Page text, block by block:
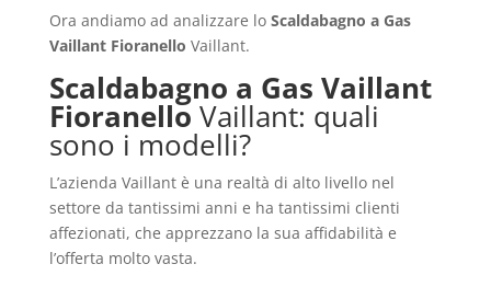
Ora andiamo ad analizzare lo Scaldabagno a Gas
Vaillant Fioranello Vaillant.
Scaldabagno a Gas Vaillant
Fioranello Vaillant: quali
sono i modelli?
L’azienda Vaillant è una realtà di alto livello nel
settore da tantissimi anni e ha tantissimi clienti
affezionati, che apprezzano la sua affidabilità e
l’offerta molto vasta.